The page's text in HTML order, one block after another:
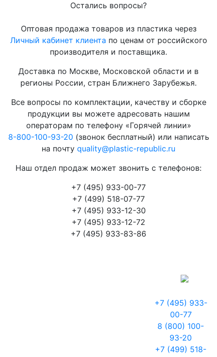
Остались вопросы?
Оптовая продажа товаров из пластика через
Личный кабинет клиента по ценам от российского
производителя и поставщика.
Доставка по Москве, Московской области и в
регионы России, стран Ближнего Зарубежья.
Все вопросы по комплектации, качеству и сборке
продукции вы можете адресовать нашим
операторам по телефону «Горячей линии»
8-800-100-93-20 (звонок бесплатный) или написать
на почту quality@plastic-republic.ru
Наш отдел продаж может звонить с телефонов:
+7 (495) 933-00-77
+7 (499) 518-07-77
+7 (495) 933-12-30
+7 (495) 933-12-72
+7 (495) 933-83-86
+7 (495) 933-
00-77
8 (800) 100-
93-20
+7 (499) 518-